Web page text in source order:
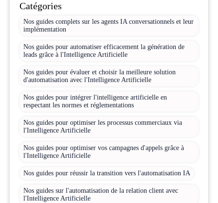
Catégories
Nos guides complets sur les agents IA conversationnels et leur
implémentation
Nos guides pour automatiser efficacement la génération de
leads grâce à l'Intelligence Artificielle
Nos guides pour évaluer et choisir la meilleure solution
d'automatisation avec l'Intelligence Artificielle
Nos guides pour intégrer l'intelligence artificielle en
respectant les normes et réglementations
Nos guides pour optimiser les processus commerciaux via
l'Intelligence Artificielle
Nos guides pour optimiser vos campagnes d'appels grâce à
l'Intelligence Artificielle
Nos guides pour réussir la transition vers l'automatisation IA
Nos guides sur l'automatisation de la relation client avec
l'Intelligence Artificielle